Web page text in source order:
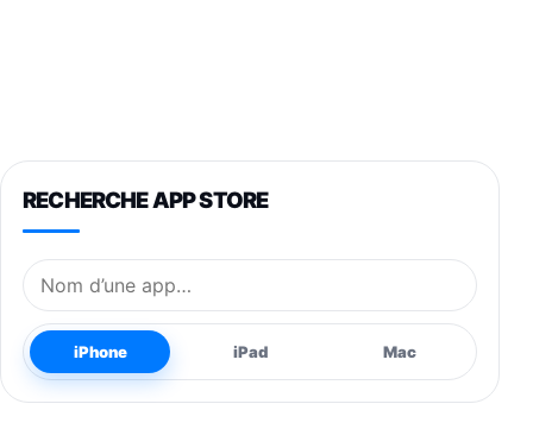
RECHERCHE APP STORE
Nom de l’application
iPhone iPad Mac